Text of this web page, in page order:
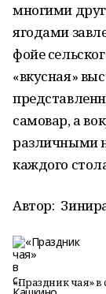
многими
ягодами
фойе
«вкусная»
самовар, а
различными
каждого
Автор:
«Праздник чая»